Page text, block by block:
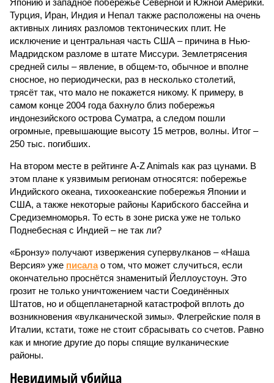
Японию и западное побережье Северной и Южной Америки.
Турция, Иран, Индия и Непал также расположены на очень
активных линиях разломов тектонических плит. Не
исключение и центральная часть США – причина в Нью-
Мадридском разломе в штате Миссури. Землетрясения
средней силы – явление, в общем-то, обычное и вполне
сносное, но периодически, раз в несколько столетий,
трясёт так, что мало не покажется никому. К примеру, в
самом конце 2004 года бахнуло близ побережья
индонезийского острова Суматра, а следом пошли
огромные, превышающие высоту 15 метров, волны. Итог –
250 тыс. погибших.
На втором месте в рейтинге A-Z Animals как раз цунами. В
этом плане к уязвимым регионам относятся: побережье
Индийского океана, тихо­океанские побережья Японии и
США, а также некоторые районы Карибского бассейна и
Средиземноморья. То есть в зоне риска уже не только
Поднебесная с Индией – не так ли?
«Бронзу» получают извержения супервулканов – «Наша
Версия» уже писалао том, что может случиться, если
окончательно проснётся знаменитый Йеллоустоун. Это
грозит не только уничтожением части Соединённых
Штатов, но и общепланетарной катастрофой вплоть до
возникновения «вулканической зимы». Флегрейские поля в
Италии, кстати, тоже не стоит сбрасывать со счетов. Равно
как и многие другие до поры спящие вулканические
районы.
Невидимый убийца